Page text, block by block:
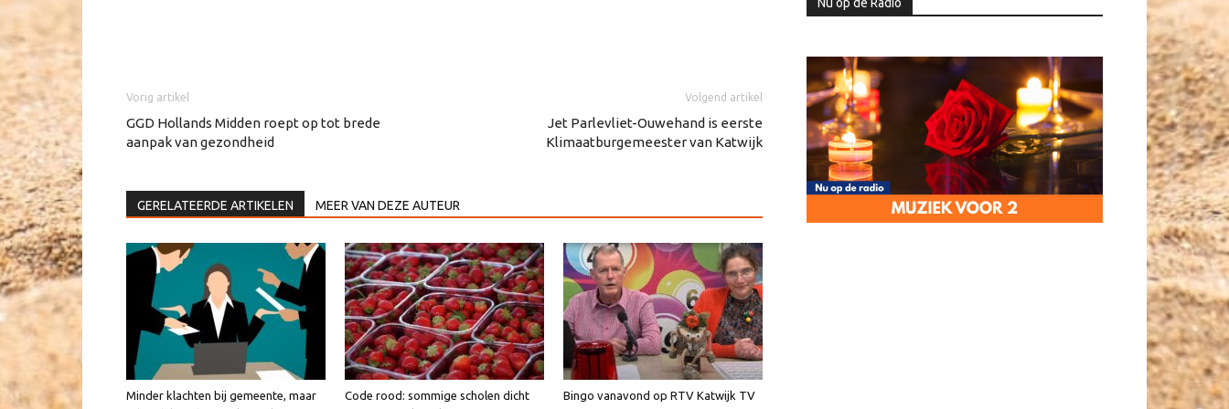
Vorig artikel
GGD Hollands Midden roept op tot brede
aanpak van gezondheid
Volgend artikel
Jet Parlevliet-Ouwehand is eerste
Klimaatburgemeester van Katwijk
GERELATEERDE ARTIKELEN MEER VAN DEZE AUTEUR
Minder klachten bij gemeente, maar
Code rood: sommige scholen dicht
Bingo vanavond op RTV Katwijk TV